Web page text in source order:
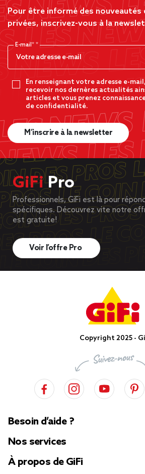
Pour être informé des
privées, inscrivez-vous à la
E-mail*
En renseignant votre adresse e-
recevoir nos dernères actualités
articles et vous prenez
de confidentialité.
M’inscrire à la newsletter
GiFiPro
Professionnels, GiFi est là pour
spécifiques. Découvrez vite notre
est gratuite!
Voir l’offre Pro
Copyright 2025 -
Besoin d’aide ?
Nos services
À propos de GiFi